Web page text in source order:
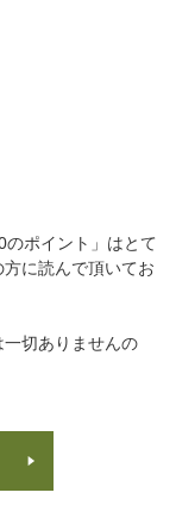
のポイント」はとて
に読んで頂いてお
切ありませんの